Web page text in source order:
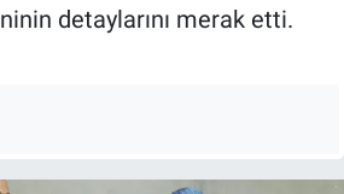
detaylarını merak etti.